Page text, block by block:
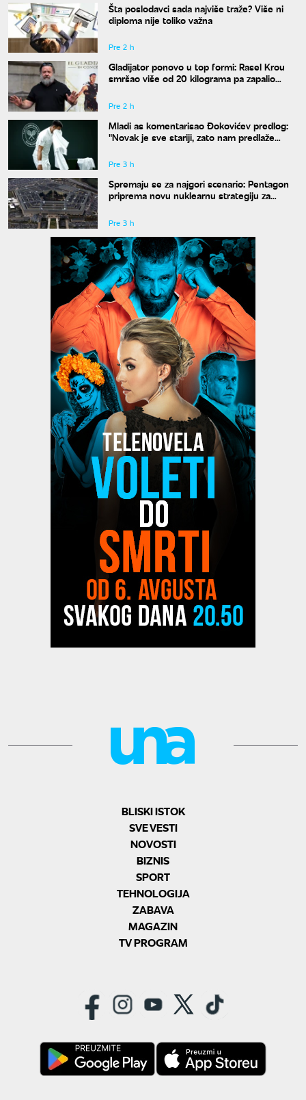
Šta poslodavci sada najviše traže? Više ni
diploma nije toliko važna
Pre 2 h
Gladijator ponovo u top formi: Rasel Krou
smršao više od 20 kilograma pa zapalio
Pre 2 h
Mladi as komentarisao Đokovićev predlog:
"Novak je sve stariji, zato nam predlaže
Pre 3 h
Spremaju se za najgori scenario: Pentagon
priprema novu nuklearnu strategiju za
Pre 3 h
BLISKI ISTOK
SVE VESTI
NOVOSTI
BIZNIS
SPORT
TEHNOLOGIJA
ZABAVA
MAGAZIN
TV PROGRAM